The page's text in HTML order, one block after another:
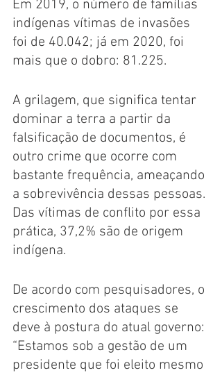
Em 2019, o número de famílias
indígenas vítimas de invasões
foi de 40.042; já em 2020, foi
mais que o dobro: 81.225.
A grilagem, que significa tentar
dominar a terra a partir da
falsificação de documentos, é
outro crime que ocorre com
bastante frequência, ameaçando
a sobrevivência dessas pessoas.
Das vítimas de conflito por essa
prática, 37,2% são de origem
indígena.
De acordo com pesquisadores, o
crescimento dos ataques se
deve à postura do atual governo:
“Estamos sob a gestão de um
presidente que foi eleito mesmo